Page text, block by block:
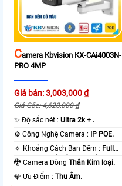
CAmera Kbvision KX-CAi4003N-
PRO 4MP
Giá bán: 3,003,000 ₫
Giá Gốc: 4,620,000 ₫
✨ Độ sắc nét :Ultra 2k + .
⚙ Công Nghệ Camera :
IP POE.
🔅 Khoảng Cách Ban Đêm : Full
Color 50m Có Màu Ban Ðêm.
🐉️ Camera DòngThân Kim loại.
️💎 Ưu Điểm :Thu Âm.